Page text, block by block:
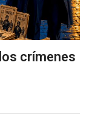
crímenes